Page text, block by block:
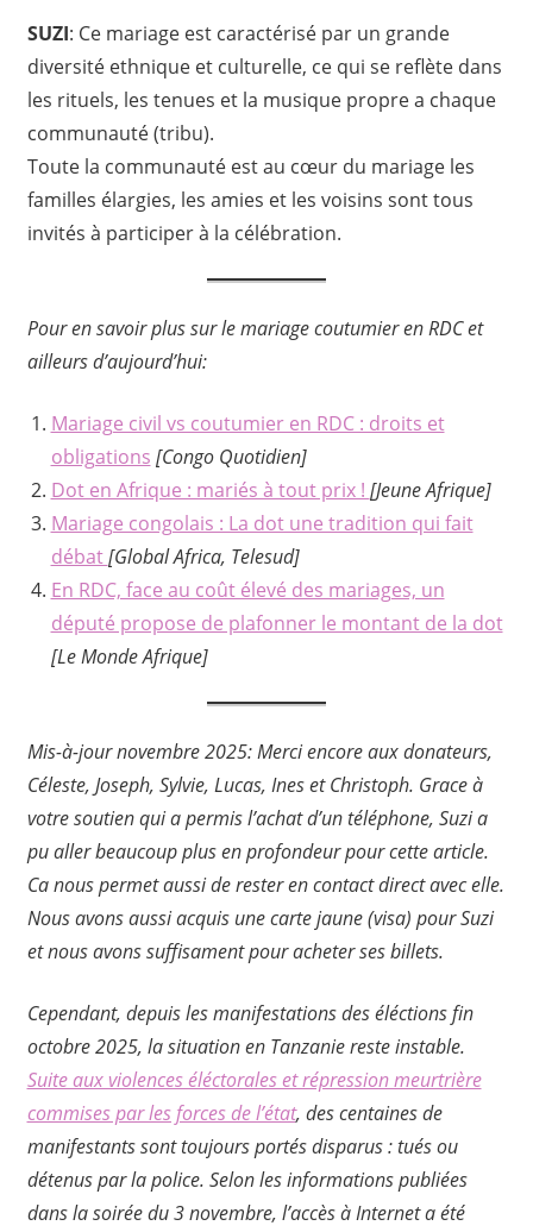
SUZI: Ce mariage est caractérisé par un grande
diversité ethnique et culturelle, ce qui se reflète dans
les rituels, les tenues et la musique propre a chaque
communauté (tribu).
Toute la communauté est au cœur du mariage les
familles élargies, les amies et les voisins sont tous
invités à participer à la célébration.
Pour en savoir plus sur le mariage coutumier en RDC et
ailleurs d’aujourd’hui:
Mariage civil vs coutumier en RDC : droits et
obligations [Congo Quotidien]
Dot en Afrique : mariés à tout prix ! [Jeune Afrique]
Mariage congolais : La dot une tradition qui fait
débat[Global Africa, Telesud]
En RDC, face au coût élevé des mariages, un
député propose de plafonner le montant de la dot
[Le Monde Afrique]
Mis-à-jour novembre 2025: Merci encore aux donateurs,
Céleste, Joseph, Sylvie, Lucas, Ines et Christoph. Grace à
votre soutien qui a permis l’achat d’un téléphone, Suzi a
pu aller beaucoup plus en profondeur pour cette article.
Ca nous permet aussi de rester en contact direct avec elle.
Nous avons aussi acquis une carte jaune (visa) pour Suzi
et nous avons suffisament pour acheter ses billets.
Cependant, depuis les manifestations des éléctions fin
octobre 2025, la situation en Tanzanie reste instable.
Suite aux violences éléctorales et répression meurtrière
commises par les forces de l’état, des centaines de
manifestants sont toujours portés disparus : tués ou
détenus par la police. Selon les informations publiées
dans la soirée du 3 novembre, l’accès à Internet a été